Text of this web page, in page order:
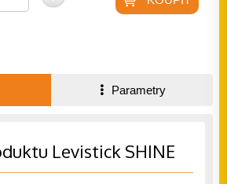
Parametry
Levistick SHINE